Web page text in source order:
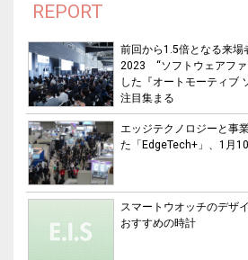
REPORT
前回から1.5倍となる来
2023 “ソフトウェアファ
した『オートモーティブ
注目集まる
エッジテクノロジーと事
た「EdgeTech+」、1月
スマートウオッチのデザ
おすすめの時計